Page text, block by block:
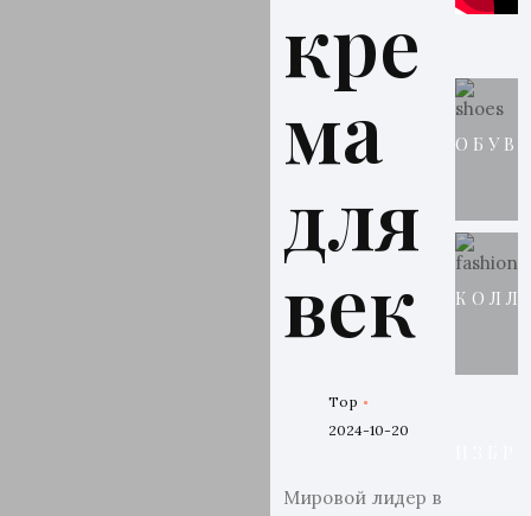
кре
ма
для
век
Top
2024-10-20
Мировой лидер в